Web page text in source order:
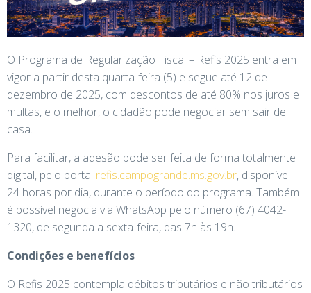
O Programa de Regularização Fiscal – Refis 2025 entra em
vigor a partir desta quarta-feira (5) e segue até 12 de
dezembro de 2025, com descontos de até 80% nos juros e
multas, e o melhor, o cidadão pode negociar sem sair de
casa.
Para facilitar, a adesão pode ser feita de forma totalmente
digital, pelo portal refis.campogrande.ms.gov.br, disponível
24 horas por dia, durante o período do programa. Também
é possível negocia via WhatsApp pelo número (67) 4042-
1320, de segunda a sexta-feira, das 7h às 19h.
Condições e benefícios
O Refis 2025 contempla débitos tributários e não tributários